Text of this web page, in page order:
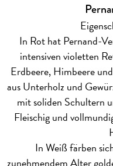
In Rot hat Pernand-
intensiven violetten
Erdbeere, Himbeere
aus Unterholz und
mit soliden Schultern
Fleischig und
In Weiß färben